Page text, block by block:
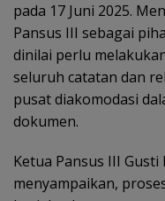
pada 17 Juni 2025.
Pansus III sebagai
dinilai perlu
seluruh catatan dan
pusat diakomodasi
dokumen.
Ketua Pansus III
menyampaikan,